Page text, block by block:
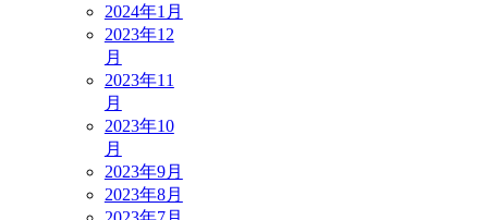
2024年1月
2023年12
月
2023年11
月
2023年10
月
2023年9月
2023年8月